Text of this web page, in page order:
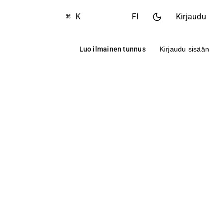
⌘ K FI Kirjaudu
Luo ilmainen tunnus Kirjaudu sisään